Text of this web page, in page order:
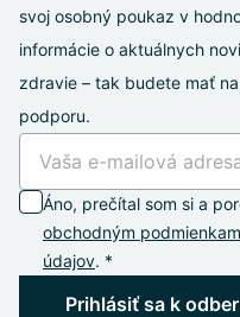
svoj osobný poukaz v
informácie o aktuálnych
zdravie – tak budete mať
podporu.
Áno, prečítal som si a
obchodným podmienkam
údajov. *
Prihlásiť sa k